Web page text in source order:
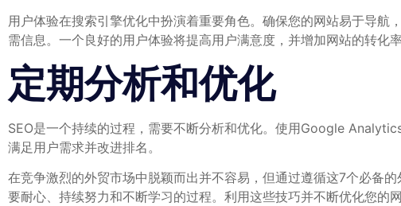
用户体验在搜索引擎优化中扮演着重要角色。确保您的网站易于导
需信息。一个良好的用户体验将提高用户满意度，并增加网站的转化率
定期分析和优化
SEO是一个持续的过程，需要不断分析和优化。使用Google
满足用户需求并改进排名。
在竞争激烈的外贸市场中脱颖而出并不容易，但通过遵循这7个必备
要耐心、持续努力和不断学习的过程。利用这些技巧并不断优化您的